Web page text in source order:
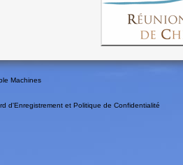
Machines
d'Enregistrement et Politique de Confidentialité